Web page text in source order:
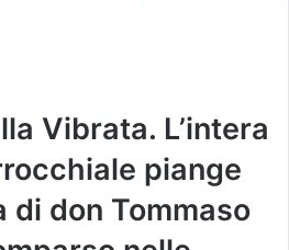
Vibrata. L’intera
piange
di don Tommaso